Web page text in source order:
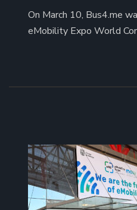
On March 10, Bus4.me
eMobility Expo World